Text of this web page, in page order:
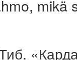
mikä